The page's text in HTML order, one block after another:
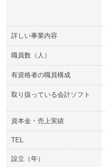
詳しい事業内容
職員数（人）
有資格者の職員構成
取り扱っている会計ソフト
資本金・売上実績
TEL
設立（年）